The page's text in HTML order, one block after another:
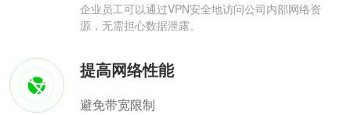
企业员工可以通过VPN安全地访问公司内部网络资
源，无需担心数据泄露。
提高网络性能
避免带宽限制